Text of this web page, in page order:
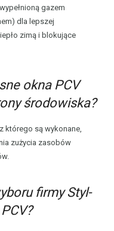
gazem
dla lepszej
zimą i blokujące
okna PCV
środowiska?
którego są wykonane,
zużycia zasobów
firmy Styl-